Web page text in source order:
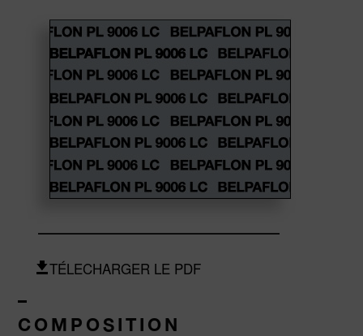
TÉLECHARGER LE PDF
–
COMPOSITION